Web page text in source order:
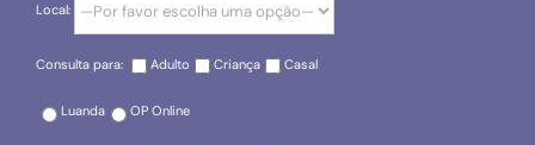
Local:
Consulta para: Adulto Criança Casal
Luanda OP Online